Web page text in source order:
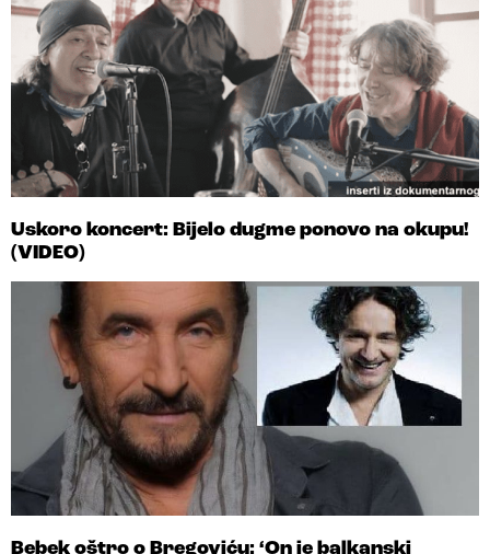
Uskoro koncert: Bijelo dugme ponovo na okupu!
(VIDEO)
Bebek oštro o Bregoviću: ‘On je balkanski